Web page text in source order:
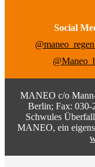
Social
MANEO c/o
Berlin; Fax:
Schwules
MANEO, ein